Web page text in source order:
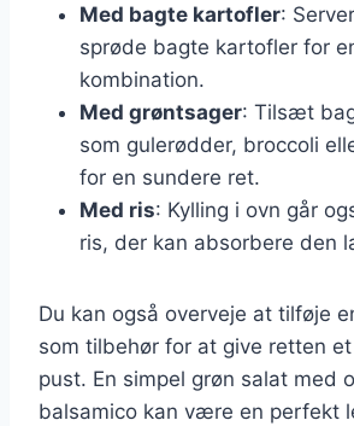
Med bagte kartofler:
sprøde bagte kartofler for
kombination.
Med grøntsager: Tilsæt
som gulerødder, broccoli
for en sundere ret.
Med ris: Kylling i ovn går
ris, der kan absorbere den
Du kan også overveje at tilføje
som tilbehør for at give retten
pust. En simpel grøn salat med
balsamico kan være en perfekt